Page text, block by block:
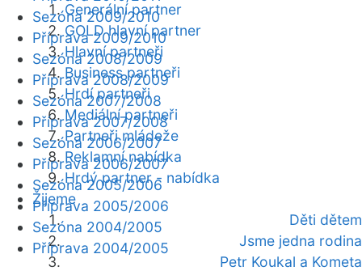
Generální partner
GOLD hlavní partner
Hlavní partneři
Business partneři
Hrdí partneři
Mediální partneři
Partneři mládeže
Reklamní nabídka
Hrdý partner - nabídka
Žijeme
Děti dětem
Jsme jedna rodina
Petr Koukal a Kometa
Sezóna 2009/2010
Příprava 2009/2010
Sezóna 2008/2009
Příprava 2008/2009
Sezóna 2007/2008
Příprava 2007/2008
Sezóna 2006/2007
Příprava 2006/2007
Sezóna 2005/2006
Příprava 2005/2006
Sezóna 2004/2005
Příprava 2004/2005